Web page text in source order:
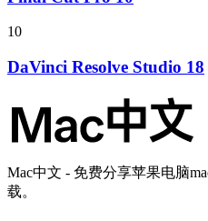
10
DaVinci Resolve Studio 18
Mac中文 - 免费分享苹果电脑
载。